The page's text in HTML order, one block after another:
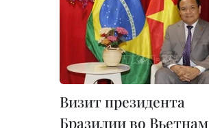
Визит президента
Бразилии во Вьетнам